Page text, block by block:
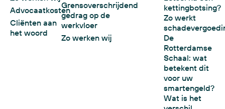
Advocaatkosten
Cliënten aan
het woord
Grensoverschrijdend
gedrag op de
werkvloer
Zo werken wij
kettingbotsing?
Zo werkt
De
Rotterdamse
Schaal: wat
betekent dit
voor uw
smartengeld?
Wat is het